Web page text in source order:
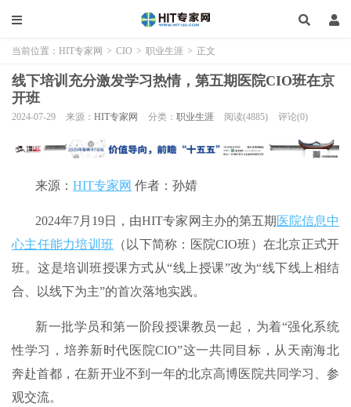
当前位置： HIT专家网 > CIO > 职业生涯 > 正文
线下培训充分激发学习热情，第五期医院CIO班在京
开班
2024-07-29 来源： HIT专家网 分类： 职业生涯 阅读(4885) 评论(0)
来源： HIT专家网 作者：孙婧
2024年7月19日，由HIT专家网主办的第五期 医院信息中
心主任能力培训班 （以下简称：医院CIO班）在北京正式开
班。这是培训班授课方式从“线上授课”改为“线下线上相结
合、以线下为主”的首次落地实践。
新一批学员和第一阶段授课教员一起，为着“强化系统
性学习，培养新时代医院CIO”这一共同目标，从天南海北
奔赴首都，在新开业不到一年的北京高博医院共同学习、参
观交流。